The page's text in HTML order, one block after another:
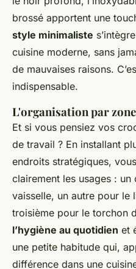
brossé apportent une
style minimaliste
cuisine moderne, sans
de mauvaises raisons.
indispensable.
L'organisation par
Et si vous pensiez vos
de travail ? En installant
endroits stratégiques,
clairement les usages :
vaisselle, un autre pour le
troisième pour le torchon
l’hygiène au quotidien et
une petite habitude qui,
différence dans une